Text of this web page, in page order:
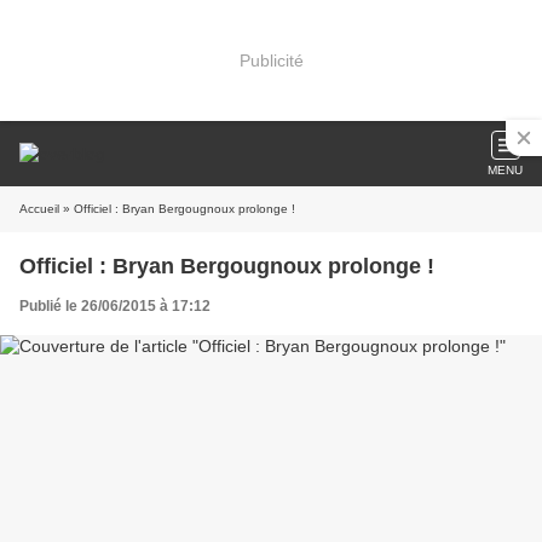
Publicité
MENU
Accueil » Officiel : Bryan Bergougnoux prolonge !
Officiel : Bryan Bergougnoux prolonge !
Publié le 26/06/2015 à 17:12